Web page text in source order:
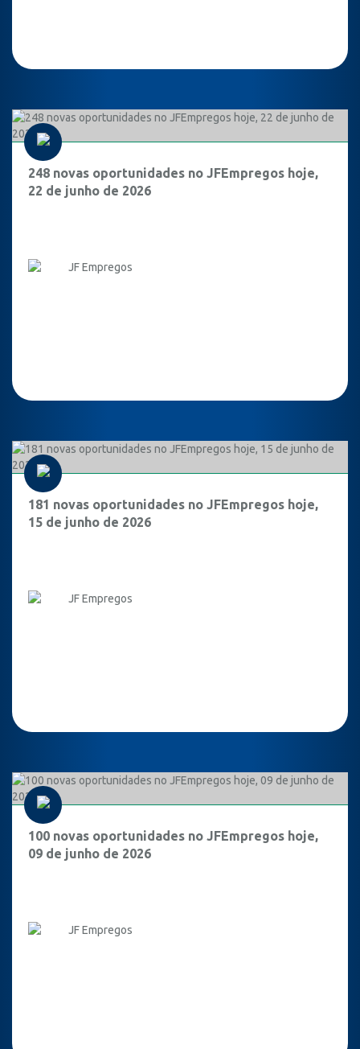
248 novas oportunidades no JFEmpregos hoje,
22 de junho de 2026
JF Empregos
181 novas oportunidades no JFEmpregos hoje,
15 de junho de 2026
JF Empregos
100 novas oportunidades no JFEmpregos hoje,
09 de junho de 2026
JF Empregos